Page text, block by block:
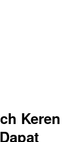
Keren